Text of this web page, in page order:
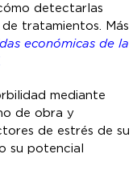
detectarlas
tratamientos. Más
económicas de la
mediante
de obra y
de estrés de su
su potencial